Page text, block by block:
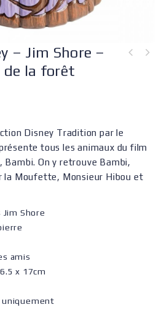
– Jim Shore –
de la forêt
Disney Tradition par le
tous les animaux du film
Bambi. On y retrouve Bambi,
la Moufette, Monsieur Hibou et
Shore
amis
x 17cm
uniquement